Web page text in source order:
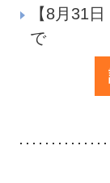
【8月31
で